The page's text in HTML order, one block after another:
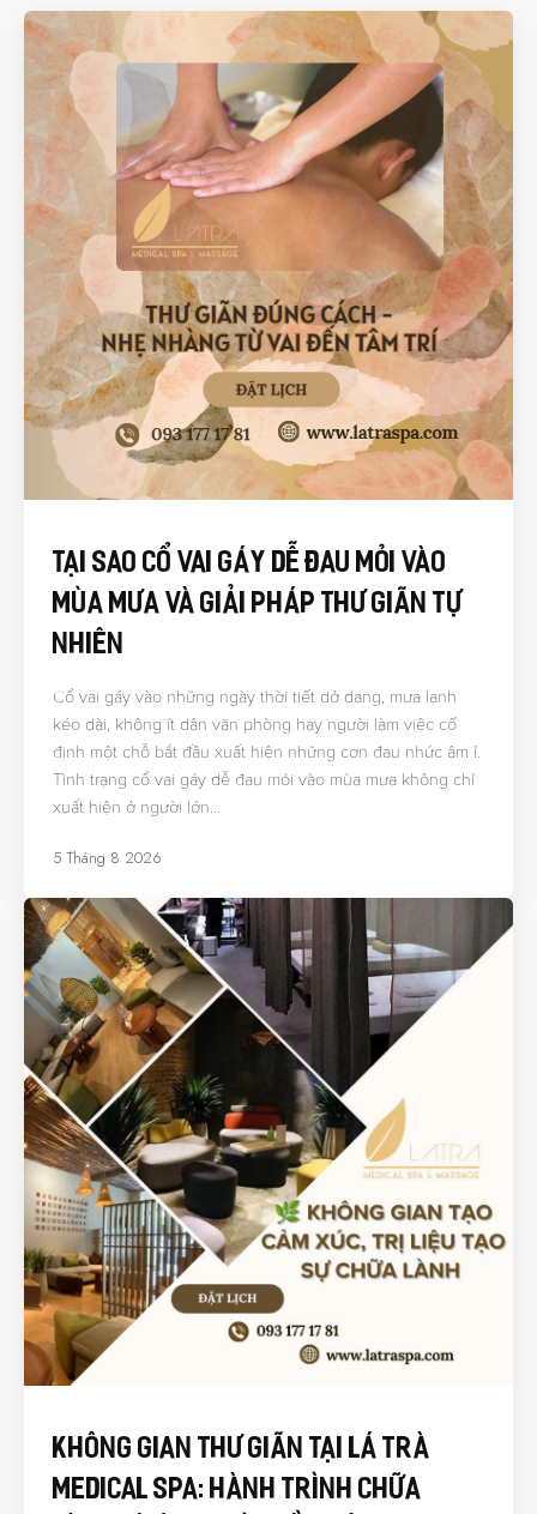
Tại Sao Cổ Vai Gáy Dễ Đau Mỏi Vào
Mùa Mưa Và Giải Pháp Thư Giãn Tự
Nhiên
Cổ vai gáy vào những ngày thời tiết dở dang, mưa lạnh
kéo dài, không ít dân văn phòng hay người làm việc cố
định một chỗ bắt đầu xuất hiện những cơn đau nhức âm ỉ.
Tình trạng cổ vai gáy dễ đau mỏi vào mùa mưa không chỉ
xuất hiện ở người lớn…
5 Tháng 8 2026
Không Gian Thư Giãn Tại Lá Trà
Medical Spa: Hành Trình Chữa